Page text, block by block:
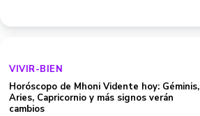
VIVIR-BIEN
Horóscopo de Mhoni Vidente hoy: Géminis,
Aries, Capricornio y más signos verán
cambios